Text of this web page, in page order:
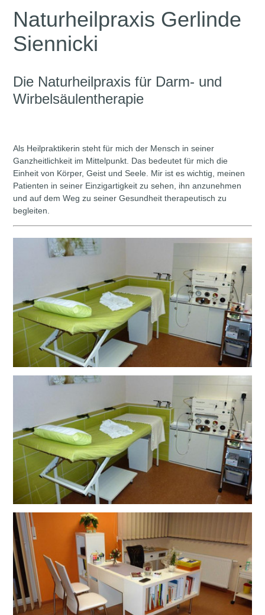
Naturheilpraxis Gerlinde
Siennicki
Die Naturheilpraxis für Darm- und
Wirbelsäulentherapie
Als Heilpraktikerin steht für mich der Mensch in seiner
Ganzheitlichkeit im Mittelpunkt. Das bedeutet für mich die
Einheit von Körper, Geist und Seele. Mir ist es wichtig, meinen
Patienten in seiner Einzigartigkeit zu sehen, ihn anzunehmen
und auf dem Weg zu seiner Gesundheit therapeutisch zu
begleiten.